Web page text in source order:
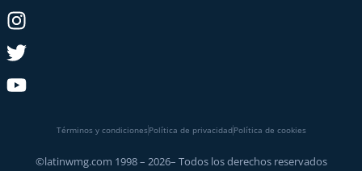
©latinwmg.com 1998 – 2026– Todos los derechos reservados
Términos y condicionesPolítica de privacidadPolítica de cookies